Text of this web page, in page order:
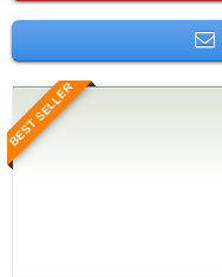
BEST SELLER